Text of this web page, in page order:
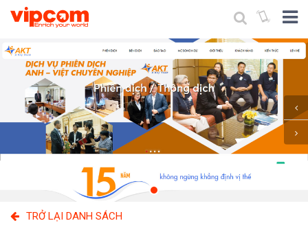
TRỞ LẠI DANH SÁCH